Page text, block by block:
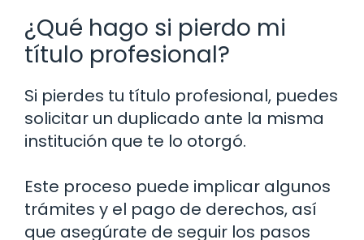
¿Qué hago si pierdo mi
título profesional?
Si pierdes tu título profesional, puedes
solicitar un duplicado ante la misma
institución que te lo otorgó.
Este proceso puede implicar algunos
trámites y el pago de derechos, así
que asegúrate de seguir los pasos